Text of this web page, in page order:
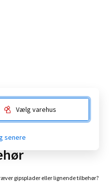
gipsplader eller lignende tilbehør?
Vælg varehus
senere